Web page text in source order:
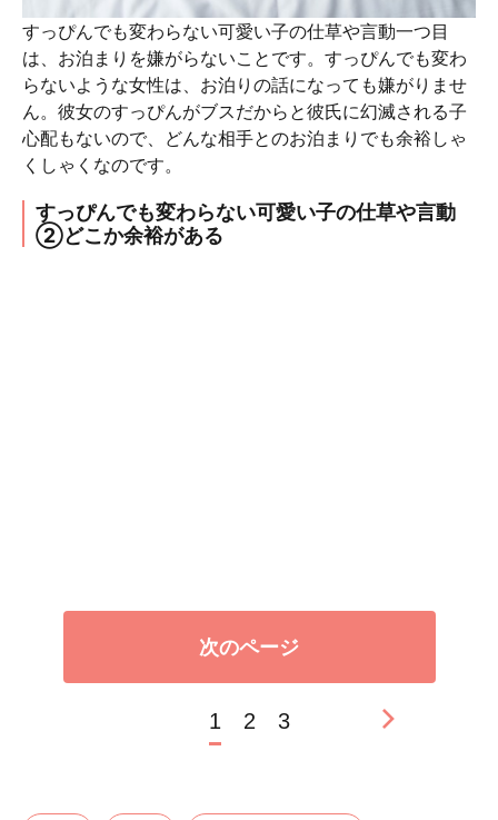
すっぴんでも変わらない可愛い子の仕草や言動一つ目
は、お泊まりを嫌がらないことです。すっぴんでも変わ
らないような女性は、お泊りの話になっても嫌がりませ
ん。彼女のすっぴんがブスだからと彼氏に幻滅される子
心配もないので、どんな相手とのお泊まりでも余裕しゃ
くしゃくなのです。
すっぴんでも変わらない可愛い子の仕草や言動
②どこか余裕がある
次のページ
1 2 3